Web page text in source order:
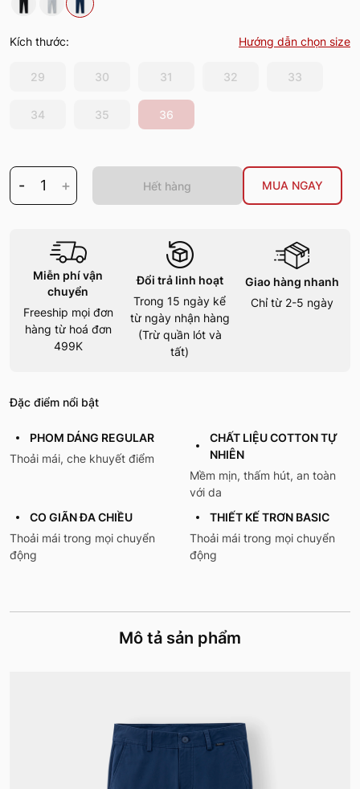
Kích thước: Hướng dẫn chọn size
29 30 31 32 33
34 35 36
- 1 + Hết hàng MUA NGAY
Miễn phí vận
chuyển
Freeship mọi đơn
hàng từ hoá đơn
499K
Đổi trả linh hoạt
Trong 15 ngày kể
từ ngày nhận hàng
(Trừ quần lót và
tất)
Giao hàng nhanh
Chỉ từ 2-5 ngày
Đặc điểm nổi bật
PHOM DÁNG REGULAR
Thoải mái, che khuyết điểm
CHẤT LIỆU COTTON TỰ
NHIÊN
Mềm mịn, thấm hút, an toàn
với da
CO GIÃN ĐA CHIỀU
Thoải mái trong mọi chuyển
động
THIẾT KẾ TRƠN BASIC
Thoải mái trong mọi chuyển
động
Mô tả sản phẩm